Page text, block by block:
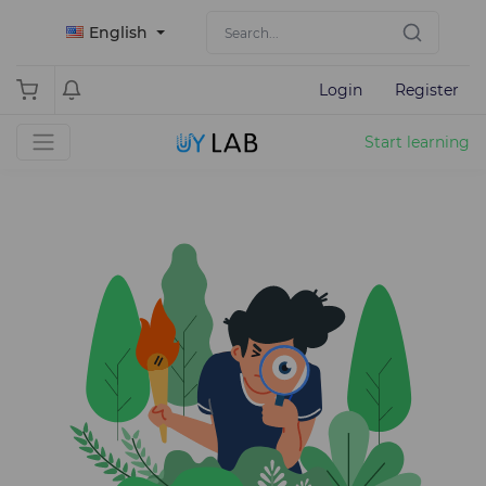
English
Login Register
Start learning